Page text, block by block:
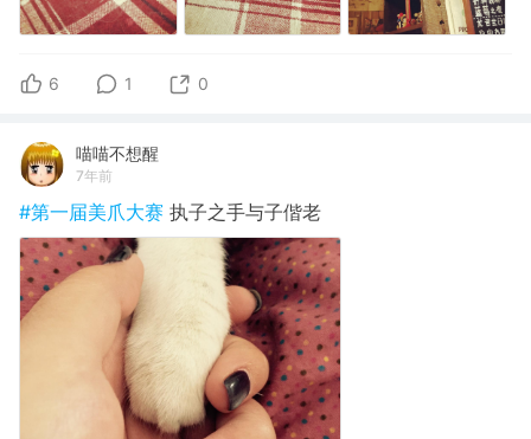
6 1 0
喵喵不想醒
7年前
#第一届美爪大赛 执子之手与子偕老